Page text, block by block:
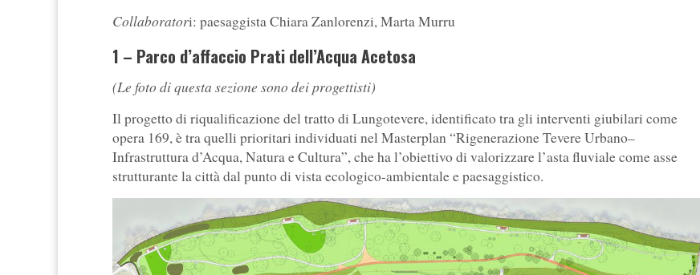
Collaboratori: paesaggista Chiara Zanlorenzi, Marta Murru
1 – Parco d’affaccio Prati dell’Acqua Acetosa
(Le foto di questa sezione sono dei progettisti)
Il progetto di riqualificazione del tratto di Lungotevere, identificato tra gli interventi giubilari come
opera 169, è tra quelli prioritari individuati nel Masterplan “Rigenerazione Tevere Urbano–
Infrastruttura d’Acqua, Natura e Cultura”, che ha l’obiettivo di valorizzare l’asta fluviale come asse
strutturante la città dal punto di vista ecologico-ambientale e paesaggistico.